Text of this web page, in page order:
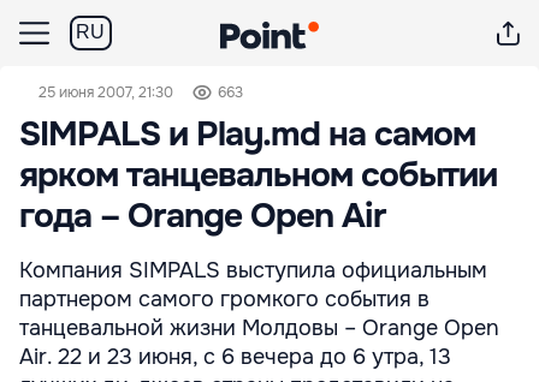
RU
25 июня 2007, 21:30 663
SIMPALS и Play.md на самом
ярком танцевальном событии
года – Orange Open Air
Компания SIMPALS выступила официальным
партнером самого громкого события в
танцевальной жизни Молдовы – Orange Open
Air. 22 и 23 июня, с 6 вечера до 6 утра, 13